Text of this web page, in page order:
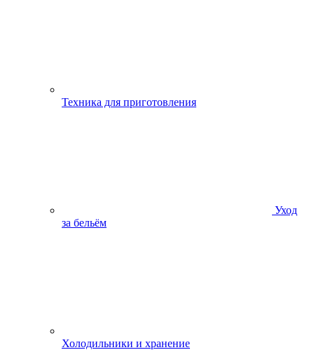
Техника для приготовления
Уход
за бельём
Холодильники и хранение